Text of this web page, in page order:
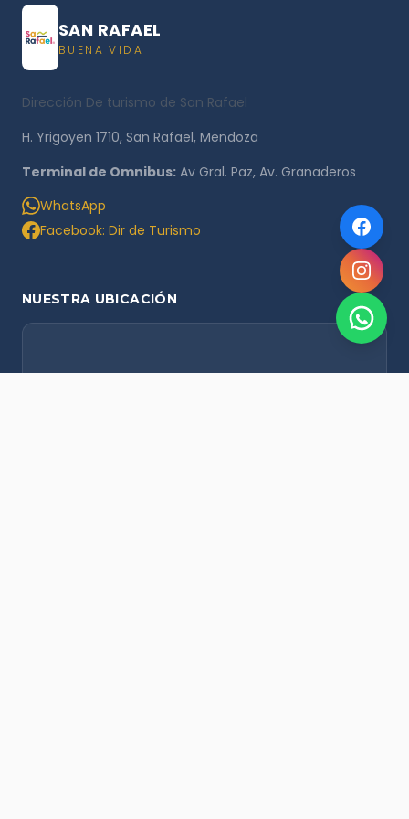
SAN RAFAEL
BUENA VIDA
Dirección De turismo de San Rafael
H. Yrigoyen 1710, San Rafael, Mendoza
Terminal de Omnibus: Av Gral. Paz, Av. Granaderos
WhatsApp
Facebook: Dir de Turismo
NUESTRA UBICACIÓN